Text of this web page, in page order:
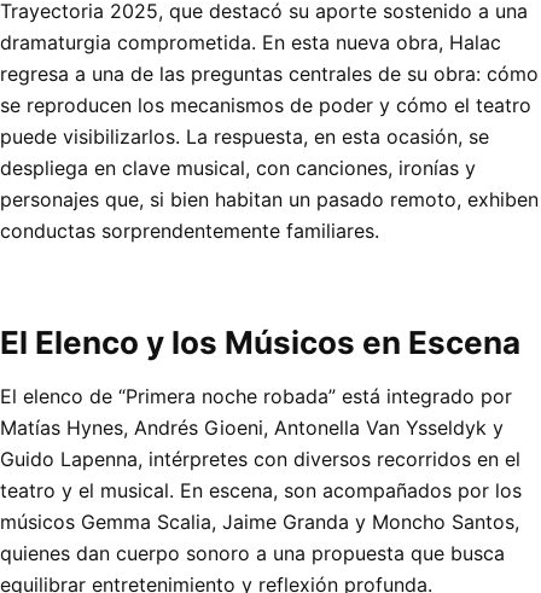
Trayectoria 2025, que destacó su aporte sostenido a una
dramaturgia comprometida. En esta nueva obra, Halac
regresa a una de las preguntas centrales de su obra: cómo
se reproducen los mecanismos de poder y cómo el teatro
puede visibilizarlos. La respuesta, en esta ocasión, se
despliega en clave musical, con canciones, ironías y
personajes que, si bien habitan un pasado remoto, exhiben
conductas sorprendentemente familiares.
El Elenco y los Músicos en Escena
El elenco de “Primera noche robada” está integrado por
Matías Hynes, Andrés Gioeni, Antonella Van Ysseldyk y
Guido Lapenna, intérpretes con diversos recorridos en el
teatro y el musical. En escena, son acompañados por los
músicos Gemma Scalia, Jaime Granda y Moncho Santos,
quienes dan cuerpo sonoro a una propuesta que busca
equilibrar entretenimiento y reflexión profunda.